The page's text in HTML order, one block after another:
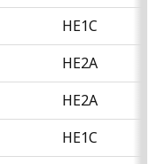
HE1C
HE2A
HE2A
HE1C